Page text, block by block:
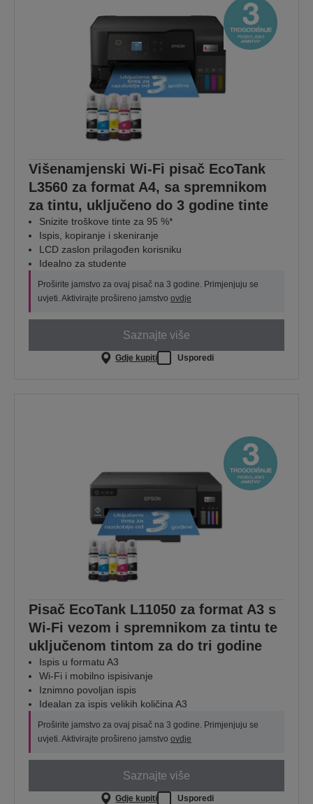
Višenamjenski Wi-Fi pisač EcoTank
L3560 za format A4, sa spremnikom
za tintu, uključeno do 3 godine tinte
Snizite troškove tinte za 95 %*
Ispis, kopiranje i skeniranje
LCD zaslon prilagođen korisniku
Idealno za studente
Proširite jamstvo za ovaj pisač na 3 godine. Primjenjuju se
uvjeti. Aktivirajte prošireno jamstvo ovdje
Saznajte više
Gdje kupiti Usporedi
Pisač EcoTank L11050 za format A3 s
Wi-Fi vezom i spremnikom za tintu te
uključenom tintom za do tri godine
Ispis u formatu A3
Wi-Fi i mobilno ispisivanje
Iznimno povoljan ispis
Idealan za ispis velikih količina A3
Proširite jamstvo za ovaj pisač na 3 godine. Primjenjuju se
uvjeti. Aktivirajte prošireno jamstvo ovdje
Saznajte više
Gdje kupiti Usporedi